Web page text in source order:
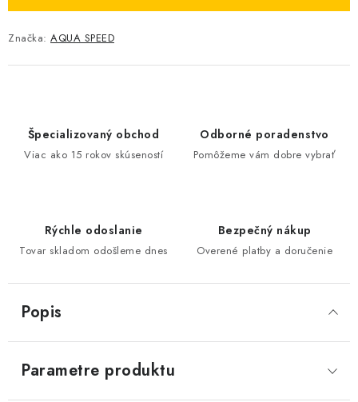
Značka: AQUA SPEED
Špecializovaný obchod
Viac ako 15 rokov skúseností
Odborné poradenstvo
Pomôžeme vám dobre vybrať
Rýchle odoslanie
Tovar skladom odošleme dnes
Bezpečný nákup
Overené platby a doručenie
Popis
Parametre produktu